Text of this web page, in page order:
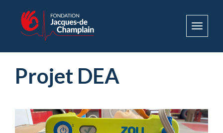
Toggle
Projet DEA